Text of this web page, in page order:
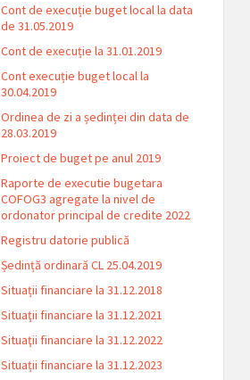
Cont de execuție buget local la data
de 31.05.2019
Cont de execuție la 31.01.2019
Cont execuție buget local la
30.04.2019
Ordinea de zi a ședinței din data de
28.03.2019
Proiect de buget pe anul 2019
Raporte de executie bugetara
COFOG3 agregate la nivel de
ordonator principal de credite 2022
Registru datorie publică
Ședință ordinară CL 25.04.2019
Situații financiare la 31.12.2018
Situaţii financiare la 31.12.2021
Situaţii financiare la 31.12.2022
Situații financiare la 31.12.2023